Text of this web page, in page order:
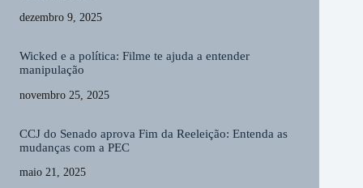
dezembro 9, 2025
Wicked e a política: Filme te ajuda a entender
manipulação
novembro 25, 2025
CCJ do Senado aprova Fim da Reeleição: Entenda as
mudanças com a PEC
maio 21, 2025